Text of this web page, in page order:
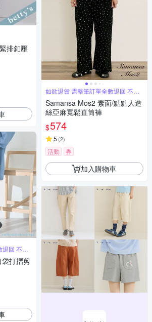
排釦壓
退回 不能
打摺剪
如欲退貨 需整筆訂單全數退回 不能
單退
Samansa Mos2 素面/點點人造
絲亞麻寬鬆直筒褲
$574
5 (2)
活動 券
加入購物車